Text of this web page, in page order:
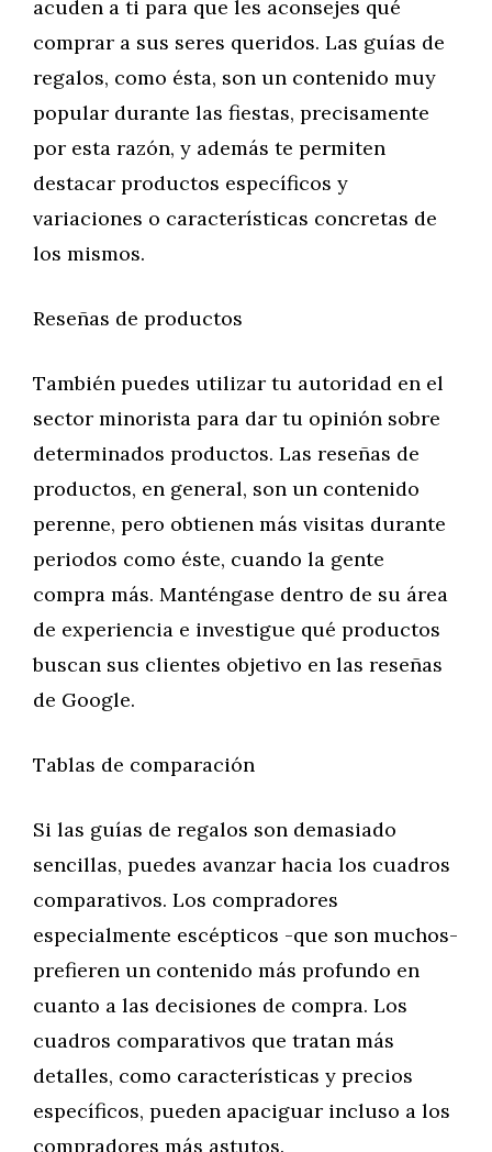
acuden a ti para que les aconsejes qué
comprar a sus seres queridos. Las guías de
regalos, como ésta, son un contenido muy
popular durante las fiestas, precisamente
por esta razón, y además te permiten
destacar productos específicos y
variaciones o características concretas de
los mismos.
Reseñas de productos
También puedes utilizar tu autoridad en el
sector minorista para dar tu opinión sobre
determinados productos. Las reseñas de
productos, en general, son un contenido
perenne, pero obtienen más visitas durante
periodos como éste, cuando la gente
compra más. Manténgase dentro de su área
de experiencia e investigue qué productos
buscan sus clientes objetivo en las reseñas
de Google.
Tablas de comparación
Si las guías de regalos son demasiado
sencillas, puedes avanzar hacia los cuadros
comparativos. Los compradores
especialmente escépticos -que son muchos-
prefieren un contenido más profundo en
cuanto a las decisiones de compra. Los
cuadros comparativos que tratan más
detalles, como características y precios
específicos, pueden apaciguar incluso a los
compradores más astutos.